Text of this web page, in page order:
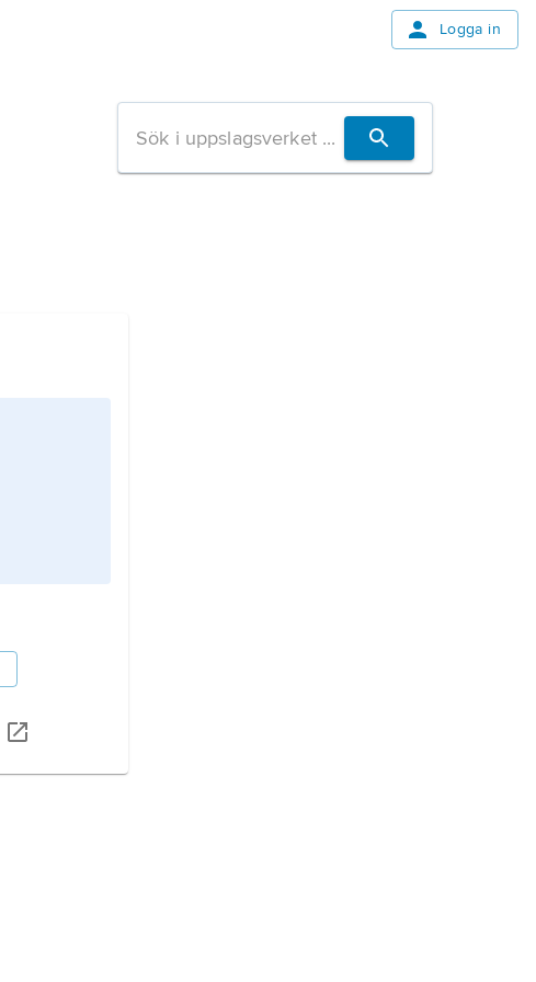
Logga in